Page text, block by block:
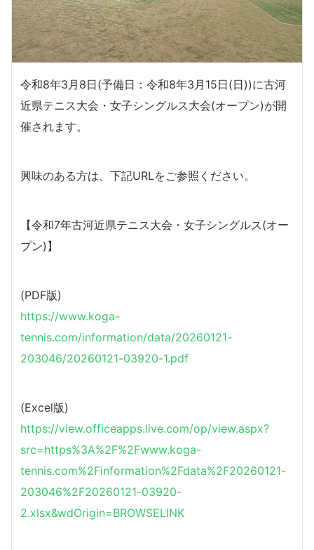
令和8年3月8日(予備日：令和8年3月15日(日))に古河
近県テニス大会・女子シングルス大会(オープン)が開
催されます。
興味のある方は、下記URLをご参照ください。
【令和7年古河近県テニス大会・女子シングルス(オー
プン)】
(PDF版)
https://www.koga-
tennis.com/information/data/20260121-
203046/20260121-03920-1.pdf
(Excel版)
https://view.officeapps.live.com/op/view.aspx?
src=https%3A%2F%2Fwww.koga-
tennis.com%2Finformation%2Fdata%2F20260121-
203046%2F20260121-03920-
2.xlsx&wdOrigin=BROWSELINK